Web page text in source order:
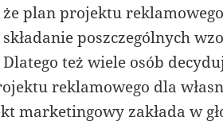
plan projektu
poszczególnych
też wiele osób
reklamowego dla
marketingowy zakłada w